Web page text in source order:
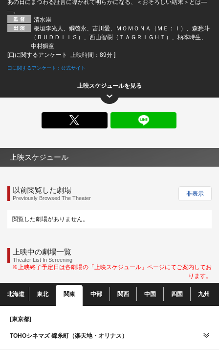
あの日にまつわる証言に導かれて明らかになる、＜おそろしい結末＞とは―
―。
清水崇
板垣李光人、綱啓永、吉川愛、ＭＯＭＯＮＡ（ＭＥ：Ｉ）、森愁斗
（ＢＵＤＤｉｉＳ）、西山智樹（ＴＡＧＲＩＧＨＴ）、柄本時生、
中村獅童
[口に関するアンケート 上映時間：89分 ]
口に関するアンケート：公式サイト
上映スケジュールを見る
上映スケジュール
以前閲覧した劇場
Previously Browsed The Theater
非表示
閲覧した劇場がありません。
上映中の劇場一覧
Theater List In Screening
※上映終了予定日は各劇場の「上映スケジュール」ページにてご案内してお
ります。
北海道 東北 関東 中部 関西 中国 四国 九州
[東京都]
TOHOシネマズ 錦糸町（楽天地・オリナス）